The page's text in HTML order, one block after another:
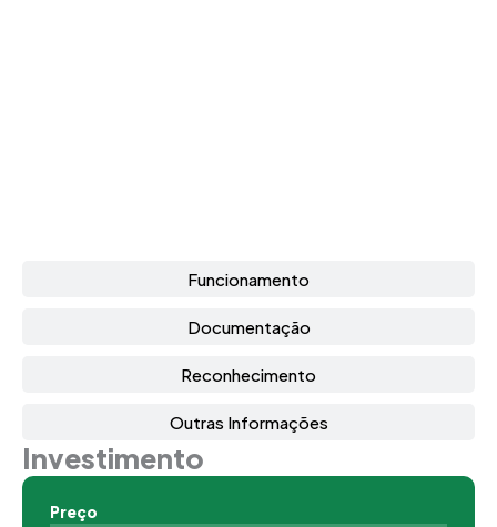
Funcionamento
Documentação
Reconhecimento
Outras Informações
Investimento
Preço